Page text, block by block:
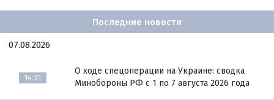
Последние новости
07.08.2026
14:31
О ходе спецоперации на Украине: сводка
Минобороны РФ с 1 по 7 августа 2026 года